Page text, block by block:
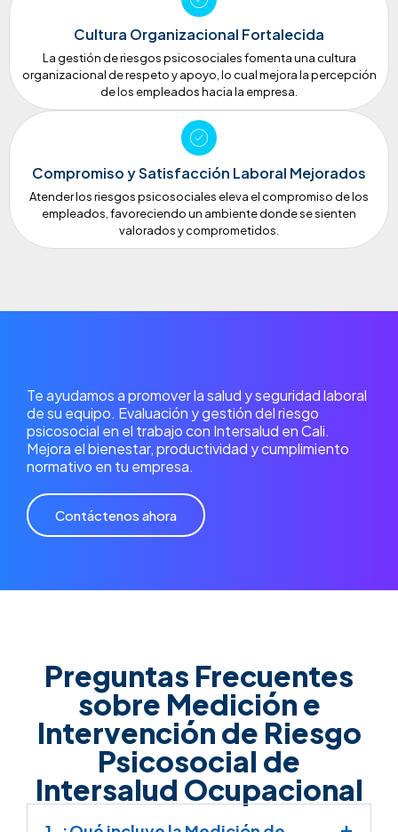
Cultura Organizacional Fortalecida
La gestión de riesgos psicosociales fomenta una cultura
organizacional de respeto y apoyo, lo cual mejora la percepción
de los empleados hacia la empresa.
Compromiso y Satisfacción Laboral Mejorados
Atender los riesgos psicosociales eleva el compromiso de los
empleados, favoreciendo un ambiente donde se sienten
valorados y comprometidos.
Te ayudamos a promover la salud y seguridad laboral
de su equipo. Evaluación y gestión del riesgo
psicosocial en el trabajo con Intersalud en Cali.
Mejora el bienestar, productividad y cumplimiento
normativo en tu empresa.
Contáctenos ahora
Preguntas Frecuentes
sobre Medición e
Intervención de Riesgo
Psicosocial de
Intersalud Ocupacional